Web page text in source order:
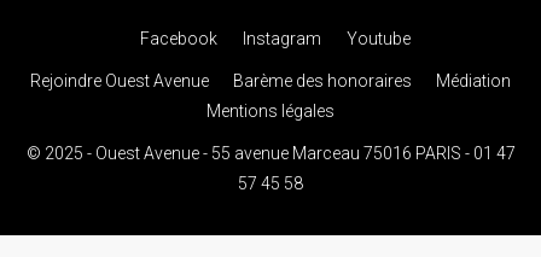
Facebook Instagram Youtube
Rejoindre Ouest Avenue Barème des honoraires
Médiation
Mentions légales
© 2025 - Ouest Avenue - 55 avenue Marceau 75016 PARIS - 01 47
57 45 58